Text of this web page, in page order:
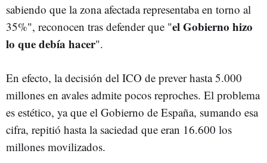
sabiendo que la zona afectada representaba en torno al
35%", reconocen tras defender que "el Gobierno hizo
lo que debía hacer".
En efecto, la decisión del ICO de prever hasta 5.000
millones en avales admite pocos reproches. El problema
es estético, ya que el Gobierno de España, sumando esa
cifra, repitió hasta la saciedad que eran 16.600 los
millones movilizados.